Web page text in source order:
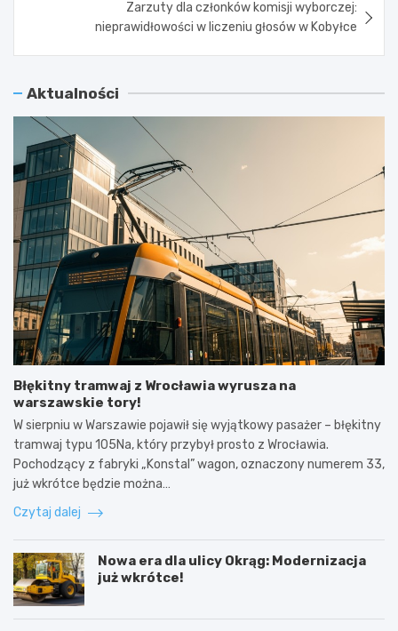
Zarzuty dla członków komisji wyborczej:
nieprawidłowości w liczeniu głosów w Kobyłce
Aktualności
Błękitny tramwaj z Wrocławia wyrusza na
warszawskie tory!
W sierpniu w Warszawie pojawił się wyjątkowy pasażer – błękitny
tramwaj typu 105Na, który przybył prosto z Wrocławia.
Pochodzący z fabryki „Konstal” wagon, oznaczony numerem 33,
już wkrótce będzie można…
Czytaj dalej
Nowa era dla ulicy Okrąg: Modernizacja
już wkrótce!